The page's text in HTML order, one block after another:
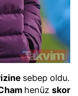
sebep oldu.
henüz skor